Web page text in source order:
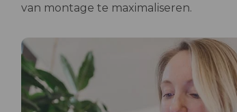
van montage te maximaliseren.